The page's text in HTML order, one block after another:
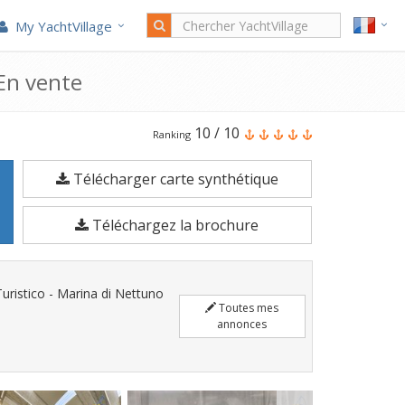
My YachtVillage
vente
Le
Jeanneau
Leader
46
est
un
moteur
Ranking 10 / 10
Télécharger carte synthétique
Téléchargez la brochure
- Marina di Nettuno
Toutes mes
annonces